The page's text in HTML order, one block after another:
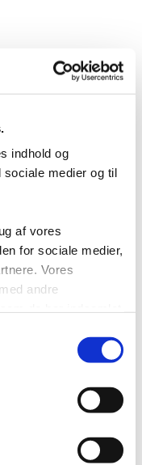
indhold og
medier og til
af vores
for sociale medier,
Vores
andre